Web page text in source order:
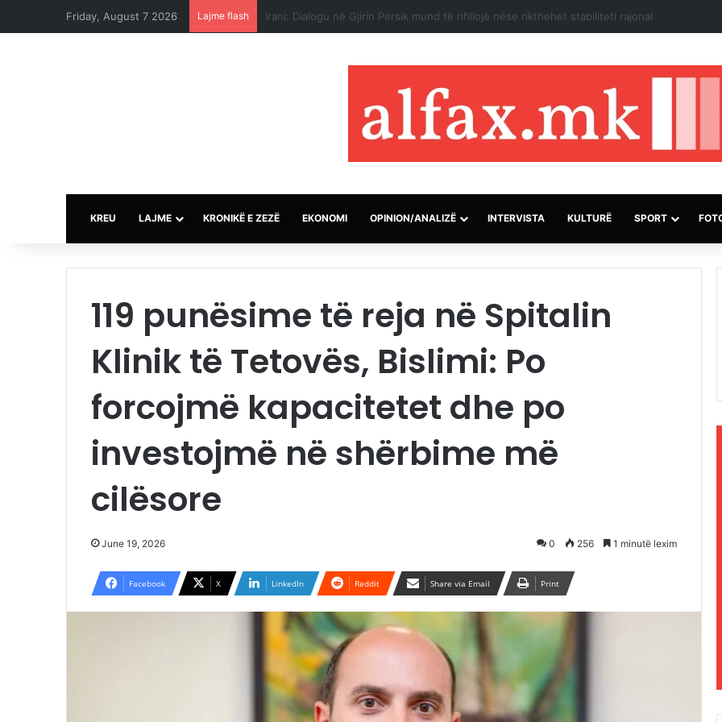
Friday, August 7 2026 Lajme flash Sulmet e ushtrisë izraelite dhe pushtuesve synojnë 5 komunitete palestineze në Bregun
KREU LAJME KRONIKË E ZEZË EKONOMI OPINION/ANALIZË INTERVISTA KULTURË SPORT
119 punësime të reja në Spitalin
Klinik të Tetovës, Bislimi: Po
forcojmë kapacitetet dhe po
investojmë në shërbime më
cilësore
June 19, 2026 0 256 1 minutë lexim
Facebook X LinkedIn Reddit Share via Email Print